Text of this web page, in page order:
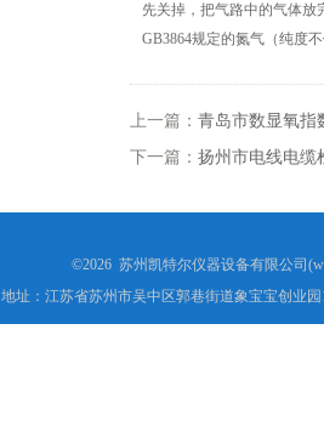
先关掉，把气路中的气体放
GB3864规定的氮气（纯度
上一篇： 青岛市数显氧指
下一篇： 扬州市电线电缆
©2026 苏州凯特尔仪器设备有限公司
地址：江苏省苏州市吴中区郭巷街道象宝宝创业